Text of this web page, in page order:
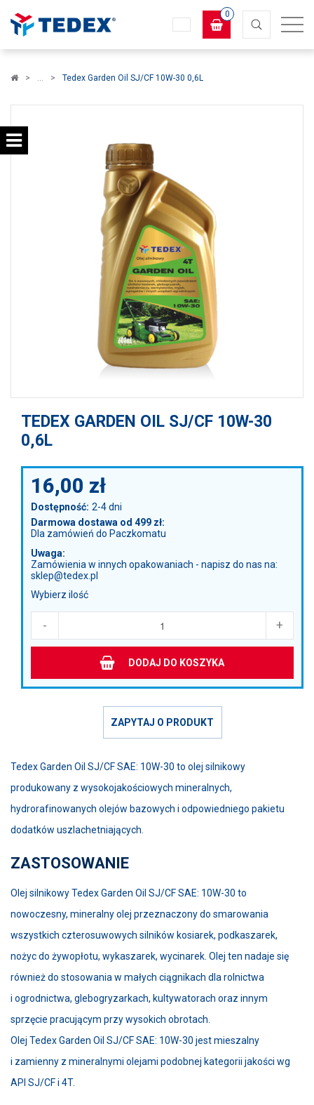
0
Koszyk
info:Twój koszyk jest pusty! ×
Tedex Garden Oil SJ/CF 10W-30 0,6L
TEDEX GARDEN OIL SJ/CF 10W-30
0,6L
16,00 zł
Dostępność: 2-4 dni
Darmowa dostawa od 499 zł:
Dla zamówień do Paczkomatu
Uwaga:
Zamówienia w innych opakowaniach - napisz do nas na:
sklep@tedex.pl
Wybierz ilość
+
-
DODAJ DO KOSZYKA
ZAPYTAJ O PRODUKT
Tedex Garden Oil SJ/CF SAE: 10W-30 to olej silnikowy
produkowany z wysokojakościowych mineralnych,
hydrorafinowanych olejów bazowych i odpowiedniego pakietu
dodatków uszlachetniających.
ZASTOSOWANIE
Olej silnikowy Tedex Garden Oil SJ/CF SAE: 10W-30 to
nowoczesny, mineralny olej przeznaczony do smarowania
wszystkich czterosuwowych silników kosiarek, podkaszarek,
nożyc do żywopłotu, wykaszarek, wycinarek. Olej ten nadaje się
również do stosowania w małych ciągnikach dla rolnictwa
i ogrodnictwa, glebogryzarkach, kultywatorach oraz innym
sprzęcie pracującym przy wysokich obrotach.
Olej Tedex Garden Oil SJ/CF SAE: 10W-30 jest mieszalny
i zamienny z mineralnymi olejami podobnej kategorii jakości wg
API SJ/CF i 4T.